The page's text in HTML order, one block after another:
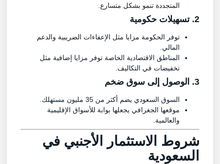
المتجددة تنمو بشكل متسارع.
توفر الحكومة مزايا مثل الإعفاءات الضريبية والدعم
المالي.
المناطق الاقتصادية الخاصة توفر مزايا إضافية مثل
تخفيضات في التكاليف.
السوق السعودي يضم أكثر من 35 مليون مستهلك.
موقعها الجغرافي يجعلها بوابة للأسواق الإقليمية
والعالمية.
شروط الاستثمار الأجنبي في
السعودية